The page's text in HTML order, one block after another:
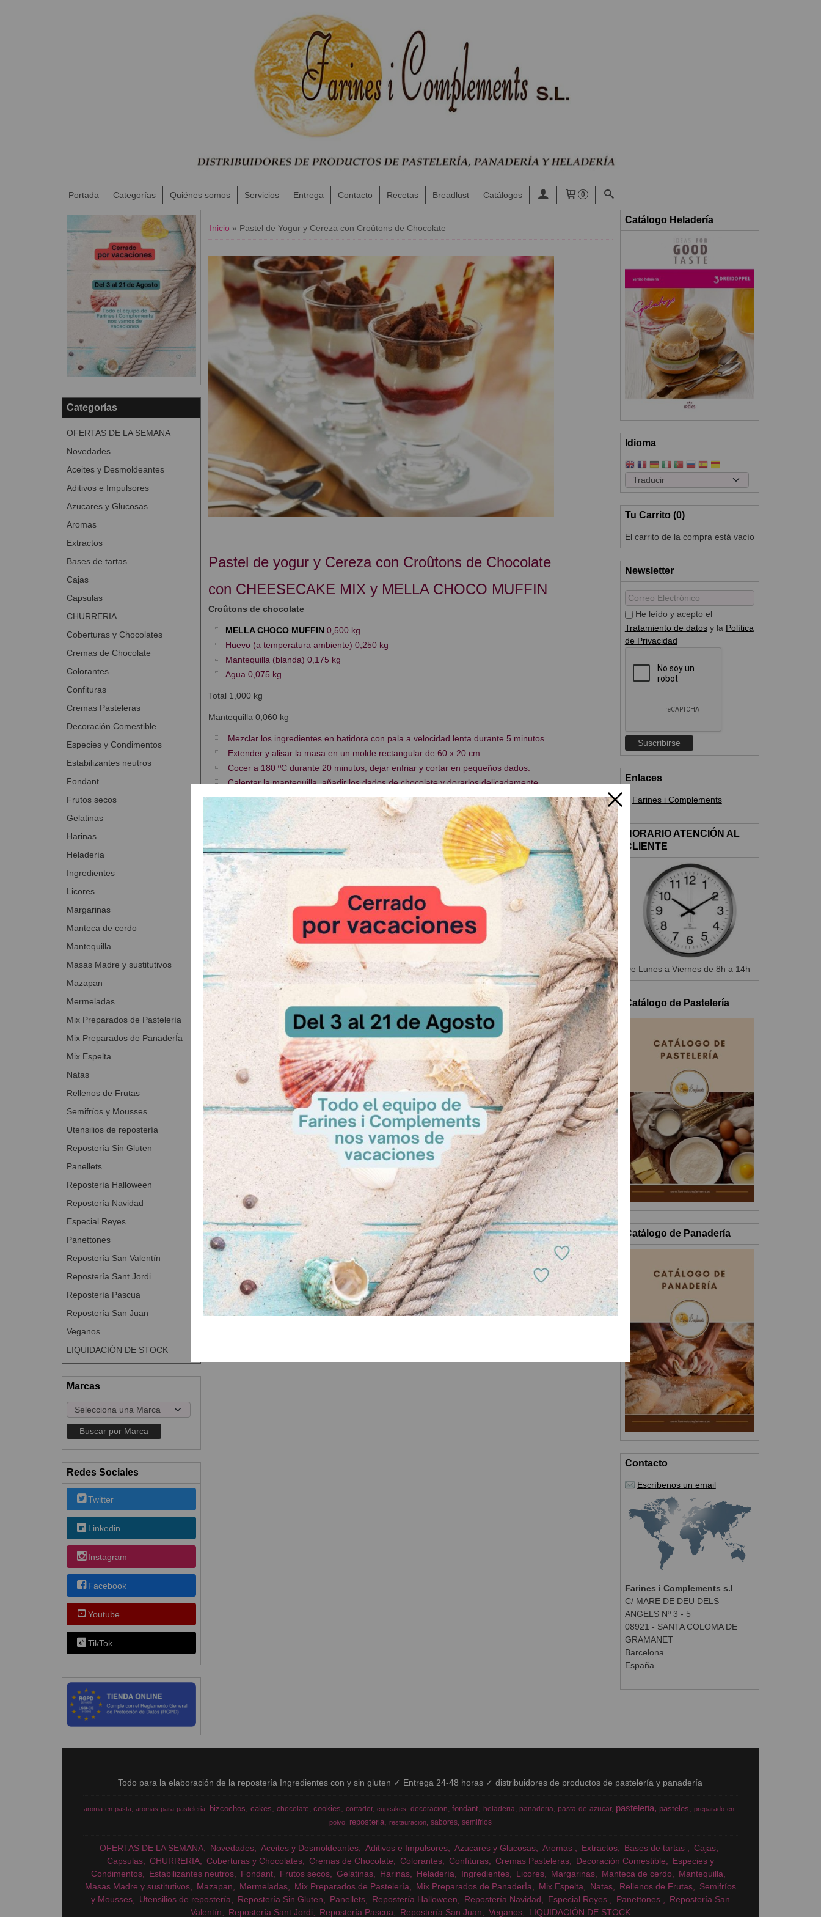
Portada Categorías Quiénes somos Servicios Entrega Contacto Recetas Breadlust Catálogos 0
Categorías
OFERTAS DE LA SEMANA
Novedades
Aceites y Desmoldeantes
Aditivos e Impulsores
Azucares y Glucosas
Aromas
Extractos
Bases de tartas
Cajas
Capsulas
CHURRERIA
Coberturas y Chocolates
Cremas de Chocolate
Colorantes
Confituras
Cremas Pasteleras
Decoración Comestible
Especies y Condimentos
Estabilizantes neutros
Fondant
Frutos secos
Gelatinas
Harinas
Heladería
Ingredientes
Licores
Margarinas
Manteca de cerdo
Mantequilla
Masas Madre y sustitutivos
Mazapan
Mermeladas
Mix Preparados de Pastelería
Mix Preparados de PanaderÍa
Mix Espelta
Natas
Rellenos de Frutas
Semifríos y Mousses
Utensilios de repostería
Repostería Sin Gluten
Panellets
Repostería Halloween
Repostería Navidad
Especial Reyes
Panettones
Repostería San Valentín
Repostería Sant Jordi
Repostería Pascua
Repostería San Juan
Veganos
LIQUIDACIÓN DE STOCK
Marcas
Redes Sociales
Twitter
Linkedin
Instagram
Facebook
Youtube
TikTok
Inicio » Pastel de Yogur y Cereza con Croûtons de Chocolate
Pastel de yogur y Cereza con Croûtons de Chocolate
con CHEESECAKE MIX y MELLA CHOCO MUFFIN
Croûtons de chocolate
MELLA CHOCO MUFFIN 0,500 kg
Huevo (a temperatura ambiente) 0,250 kg
Mantequilla (blanda) 0,175 kg
Agua 0,075 kg
Total 1,000 kg
Mantequilla 0,060 kg
Mezclar los ingredientes en batidora con pala a velocidad lenta durante 5 minutos.
Extender y alisar la masa en un molde rectangular de 60 x 20 cm.
Cocer a 180 ºC durante 20 minutos, dejar enfriar y cortar en pequeños dados.
Calentar la mantequilla, añadir los dados de chocolate y dorarlos delicadamente.
Masa de yogur
CHEESECAKE MIX
0,500 kg
Agua a 45 ºC 0,500 kg
Azúcar 0,050 kg
Yogur 10% M.G. 0,850 kg
Total 1,900 kg
PARADISO CEREZA
o MARMORIA CEREZA
Decoración de chocolate
Proceso de elaboración
Mezclar CHEESECAKE MIX con el agua caliente y el azúcar, añadir el yogur y batir durante 3
minutos.
Rellenar los vasos con una parte de la masa de yogur y cubrir con una capa de PARADISO
CEREZA o MARMORIA CEREZA.
Dosificar la masa de queso restante y decorar con los croûtons de chocolate fríos y la decoración
de chocolate.
Catálogo Heladería
Idioma
Tu Carrito (0)
El carrito de la compra está vacío
Newsletter
He leído y acepto el
Tratamiento de datosy la Política
de Privacidad
Enlaces
Farines i Complements
HORARIO ATENCIÓN AL
CLIENTE
De Lunes a Viernes de 8h a 14h
Catálogo de Pastelería
Catálogo de Panadería
Contacto
Escríbenos un email
Farines i Complements s.l
C/ MARE DE DEU DELS
ANGELS Nº 3 - 5
08921 - SANTA COLOMA DE
GRAMANET
Barcelona
España
Todo para la elaboración de la repostería Ingredientes con y sin gluten ✓ Entrega 24-48 horas ✓ distribuidores de productos de pastelería y panadería
aroma-en-pasta aromas-para-pasteleria bizcochos cakes chocolate cookies cortador cupcakes decoracion fondant heladeria panaderia pasta-de-azucar pasteleria pasteles
preparado-en-
polvo
reposteria restauracion sabores semifrios
OFERTAS DE LA SEMANA Novedades Aceites y Desmoldeantes Aditivos e Impulsores Azucares y Glucosas Aromas Extractos Bases de tartas
Cajas
Capsulas
CHURRERIA Coberturas y Chocolates Cremas de Chocolate Colorantes Confituras Cremas Pasteleras Decoración Comestible
Especies y
Condimentos
Estabilizantes neutros Fondant Frutos secos Gelatinas Harinas Heladería Ingredientes Licores Margarinas Manteca de cerdo
Mantequilla
Masas Madre y sustitutivos
Mazapan Mermeladas Mix Preparados de Pastelería Mix Preparados de PanaderÍa Mix Espelta Natas Rellenos de Frutas
Semifríos
y Mousses
Utensilios de repostería Repostería Sin Gluten Panellets Repostería Halloween Repostería Navidad Especial Reyes Panettones
Repostería San
Valentín
Repostería Sant Jordi Repostería Pascua Repostería San Juan Veganos LIQUIDACIÓN DE STOCK